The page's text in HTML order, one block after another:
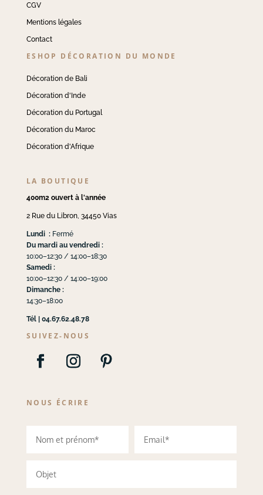
CGV
Mentions légales
Contact
ESHOP DÉCORATION DU MONDE
Décoration de Bali
Décoration d'Inde
Décoration du Portugal
Décoration du Maroc
Décoration d'Afrique
LA BOUTIQUE
400m2 ouvert à l'année
2 Rue du Libron, 34450 Vias
Lundi :Fermé
Du mardi au vendredi :
10:00–12:30 / 14:00–18:30
Samedi :
10:00–12:30 / 14:00–19:00
Dimanche :
14:30–18:00
Tél | 04.67.62.48.78
SUIVEZ-NOUS
NOUS ÉCRIRE